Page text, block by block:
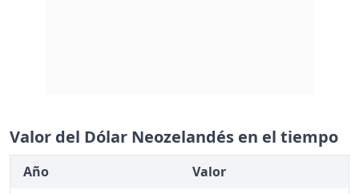
Valor del Dólar Neozelandés en el tiempo
Año
Valor